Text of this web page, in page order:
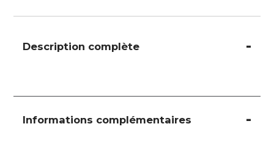
Description complète
Informations complémentaires